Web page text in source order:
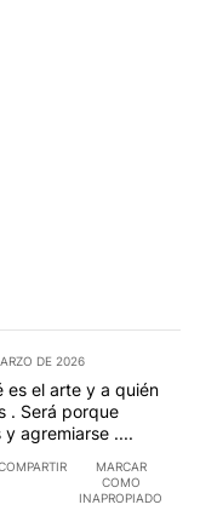
DE 2026
es el arte y a quién
. Será porque
agremiarse ....
MARCAR
COMO
INAPROPIADO